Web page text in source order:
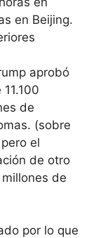
en Beijing.
aprobó
de
(sobre
el
de otro
de
por lo que